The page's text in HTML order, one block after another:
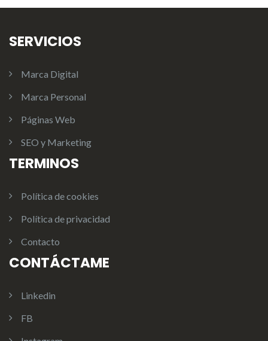
SERVICIOS
Marca Digital
Marca Personal
Páginas Web
SEO y Marketing
TERMINOS
Política de cookies
Política de privacidad
Contacto
CONTÁCTAME
Linkedin
FB